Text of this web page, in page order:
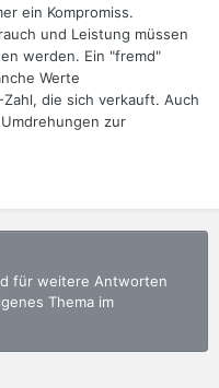
ein Kompromiss.
und Leistung müssen
werden. Ein "fremd"
Werte
die sich verkauft. Auch
zur
für weitere Antworten
Thema im